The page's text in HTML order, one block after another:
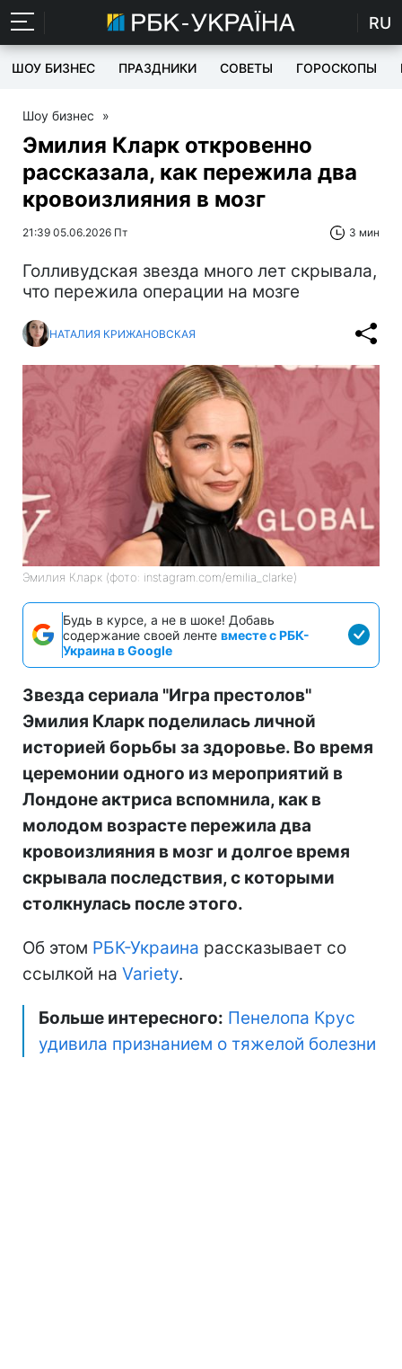
RU
ШОУ БИЗНЕС ПРАЗДНИКИ СОВЕТЫ ГОРОСКОПЫ
Шоу бизнес »
Эмилия Кларк откровенно
рассказала, как пережила два
кровоизлияния в мозг
21:39 05.06.2026 Пт 3 мин
Голливудская звезда много лет скрывала,
что пережила операции на мозге
НАТАЛИЯ КРИЖАНОВСКАЯ
Эмилия Кларк (фото: instagram.com/emilia_clarke)
Будь в курсе, а не в шоке! Добавь
содержание своей ленте вместе с РБК-
Украина в Google
Звезда сериала "Игра престолов"
Эмилия Кларк поделилась личной
историей борьбы за здоровье. Во время
церемонии одного из мероприятий в
Лондоне актриса вспомнила, как в
молодом возрасте пережила два
кровоизлияния в мозг и долгое время
скрывала последствия, с которыми
столкнулась после этого.
Об этом РБК-Украина рассказывает со
ссылкой на Variety.
Больше интересного: Пенелопа Крус
удивила признанием о тяжелой болезни